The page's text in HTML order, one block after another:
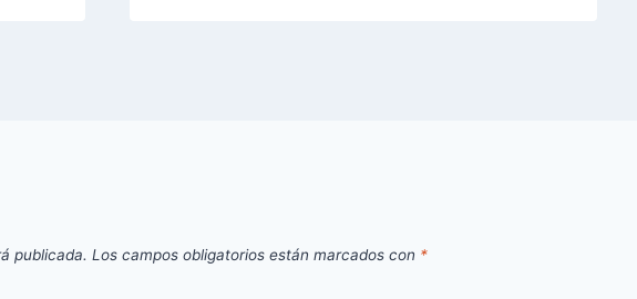
publicada. Los campos obligatorios están marcados con *